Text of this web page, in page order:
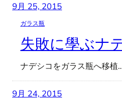
9月 25, 2015
ガラス瓶
失敗に學ぶナ
ナデシコをガラス瓶へ移植
9月 24, 2015